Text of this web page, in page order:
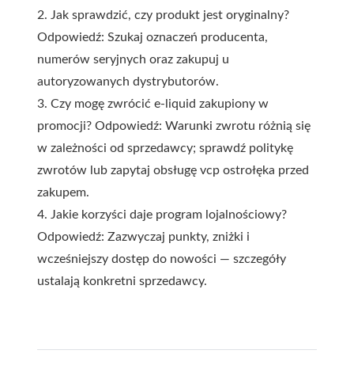
2. Jak sprawdzić, czy produkt jest oryginalny?
Odpowiedź: Szukaj oznaczeń producenta,
numerów seryjnych oraz zakupuj u
autoryzowanych dystrybutorów.
3. Czy mogę zwrócić e-liquid zakupiony w
promocji? Odpowiedź: Warunki zwrotu różnią się
w zależności od sprzedawcy; sprawdź politykę
zwrotów lub zapytaj obsługę vcp ostrołęka przed
zakupem.
4. Jakie korzyści daje program lojalnościowy?
Odpowiedź: Zazwyczaj punkty, zniżki i
wcześniejszy dostęp do nowości — szczegóły
ustalają konkretni sprzedawcy.